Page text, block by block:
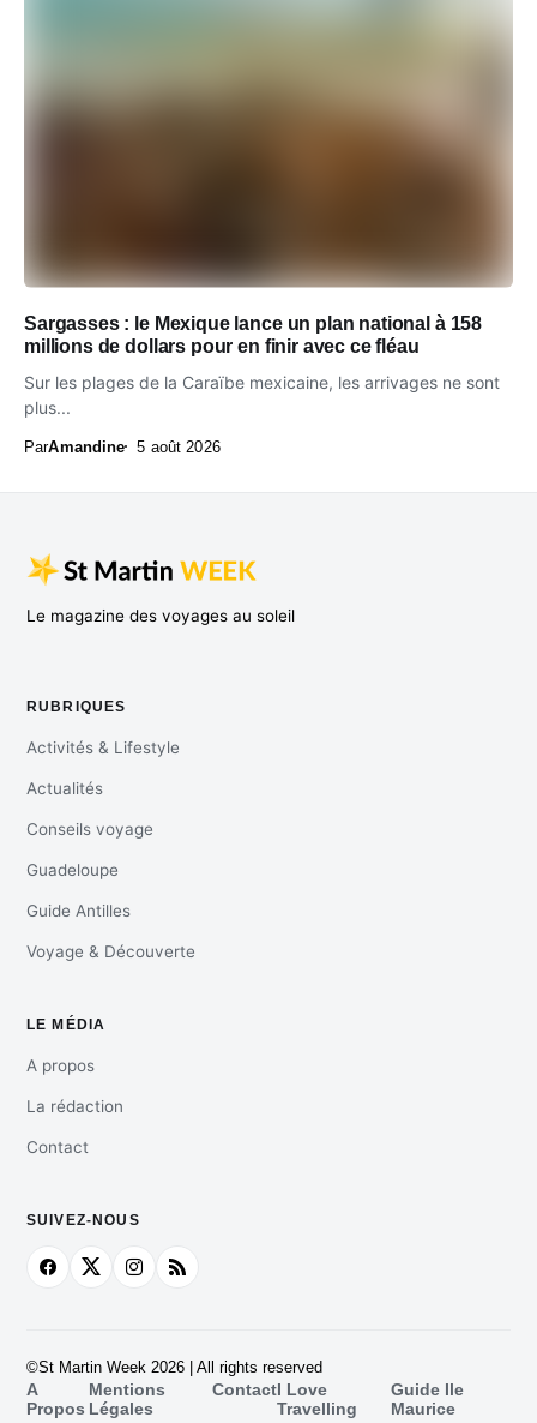
Sargasses : le Mexique lance un plan national à 158
millions de dollars pour en finir avec ce fléau
Sur les plages de la Caraïbe mexicaine, les arrivages ne sont
plus...
ParAmandine 5 août 2026
Le magazine des voyages au soleil
RUBRIQUES
Activités & Lifestyle
Actualités
Conseils voyage
Guadeloupe
Guide Antilles
Voyage & Découverte
LE MÉDIA
A propos
La rédaction
Contact
SUIVEZ-NOUS
©St Martin Week 2026 | All rights reserved
A
Propos
Mentions
Légales
ContactI Love
Travelling
Guide Ile
Maurice